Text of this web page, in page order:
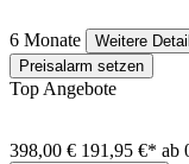
6 Monate
Weitere
Preisalarm setzen
Top Angebote
398,00 € 191,95 €* ab